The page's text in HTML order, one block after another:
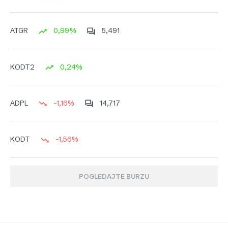
ATGR 0,99% 5,491
KODT2 0,24%
ADPL -1,16% 14,717
KODT -1,56%
POGLEDAJTE BURZU